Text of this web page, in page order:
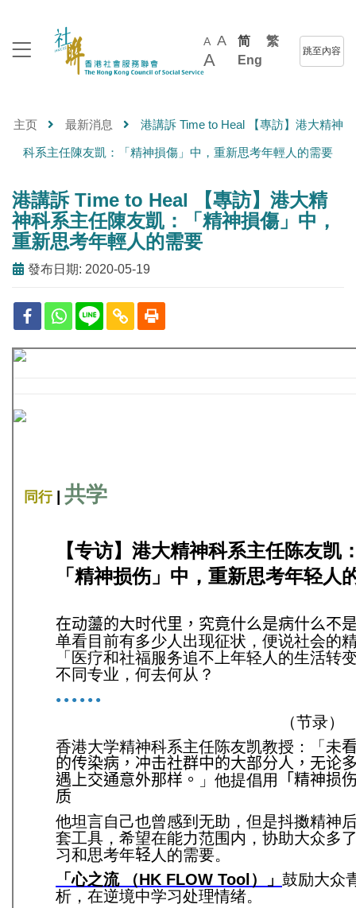
A A
A
简
繁
Eng
跳至內容
主页 最新消息 港講訴 Time to Heal 【專訪】港大精神
科系主任陳友凱：「精神損傷」中，重新思考年輕人的需要
港講訴 Time to Heal 【專訪】港大精
神科系主任陳友凱：「精神損傷」中，
重新思考年輕人的需要
發布日期: 2020-05-19
同行 | 共学
【专访】港大精神科系主任陈友凯
「精神损伤」中，重新思考年轻人
在动蘯的大时代里，究竟什么是病什么不
单看目前有多少人出现征状，便说社会的
「医疗和社福服务追不上年轻人的生活转
不同专业，何去何从？
● ● ● ● ● ●
（节录
香港大学精神科系主任陈友凯教授：「未
的传染病，冲击社群中的大部分人，无论
遇上交通意外那样。
」他提倡用
「精神损
质
他坦言自己也曾感到无助，但是抖擞精神
套工具，希望在能力范围内，协助大众多
习和思考年轻 人的需要。
「心之流
（HK FLOW Tool ）」 鼓励大众
析，在逆境中学习处理情绪。